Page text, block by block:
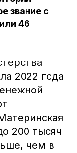
звание с
46
2022 года
200 тысяч
чем в